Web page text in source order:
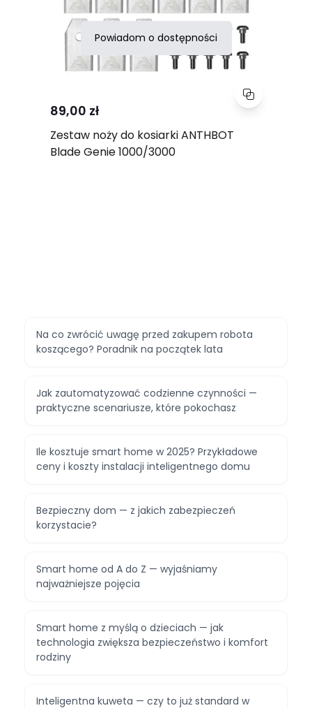
Powiadom o dostępności
89,00 zł
Zestaw noży do kosiarki ANTHBOT
Blade Genie 1000/3000
Na co zwrócić uwagę przed zakupem robota
koszącego? Poradnik na początek lata
Jak zautomatyzować codzienne czynności —
praktyczne scenariusze, które pokochasz
Ile kosztuje smart home w 2025? Przykładowe
ceny i koszty instalacji inteligentnego domu
Bezpieczny dom — z jakich zabezpieczeń
korzystacie?
Smart home od A do Z — wyjaśniamy
najważniejsze pojęcia
Smart home z myślą o dzieciach — jak
technologia zwiększa bezpieczeństwo i komfort
rodziny
Inteligentna kuweta — czy to już standard w